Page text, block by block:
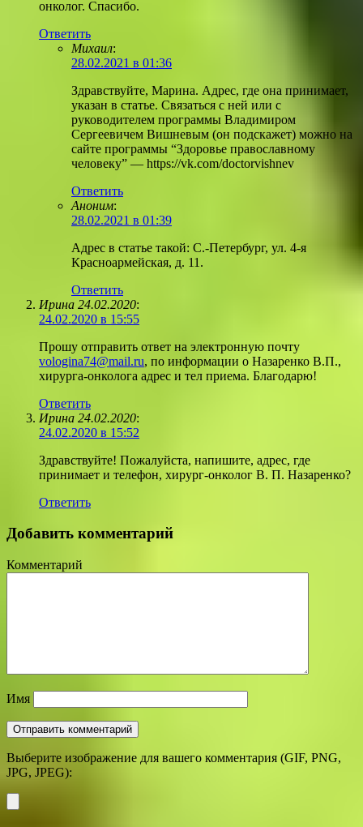
онколог. Спасибо.
Ответить
Михаил:
28.02.2021 в 01:36
Здравствуйте, Марина. Адрес, где она принимает,
указан в статье. Связаться с ней или с
руководителем программы Владимиром
Сергеевичем Вишневым (он подскажет) можно на
сайте программы “Здоровье православному
человеку” — https://vk.com/doctorvishnev
Ответить
Аноним:
28.02.2021 в 01:39
Адрес в статье такой: С.-Петербург, ул. 4-я
Красноармейская, д. 11.
Ответить
Ирина 24.02.2020:
24.02.2020 в 15:55
Прошу отправить ответ на электронную почту
vologina74@mail.ru, по информации о Назаренко В.П.,
хирурга-онколога адрес и тел приема. Благодарю!
Ответить
Ирина 24.02.2020:
24.02.2020 в 15:52
Здравствуйте! Пожалуйста, напишите, адрес, где
принимает и телефон, хирург-онколог В. П. Назаренко?
Ответить
Добавить комментарий
Комментарий
Имя
Выберите изображение для вашего комментария (GIF, PNG,
JPG, JPEG):